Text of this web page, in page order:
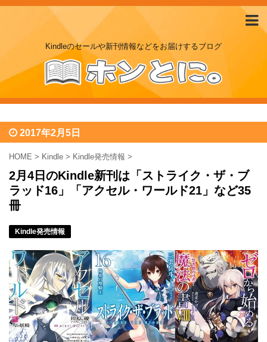
Kindleのセールや新刊情報などをお届けするブログ
2017年2月5日
HOME > Kindle > Kindle発売情報 >
2月4日のKindle新刊は「ストライク・ザ・ブ
ラッド16」「アクセル・ワールド21」など35
冊
Kindle発売情報